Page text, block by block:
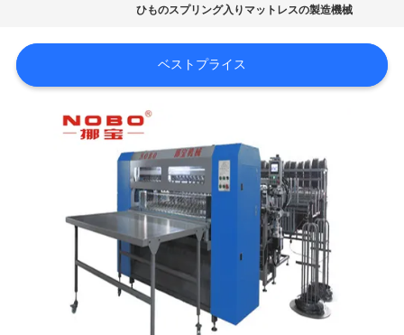
品
質
ひものスプリング入りマットレスの製造機械
ベストプライス